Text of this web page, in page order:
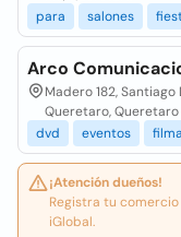
para
salones
Arco
Madero 182,
Queretaro, Queretaro
dvd
eventos
¡Atención dueños!
Registra tu
iGlobal.